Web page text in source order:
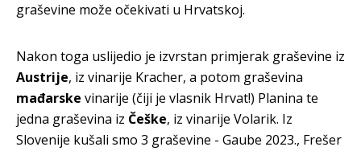
graševine može očekivati u Hrvatskoj.
Nakon toga uslijedio je izvrstan primjerak graševine iz
Austrije, iz vinarije Kracher, a potom graševina
mađarske vinarije (čiji je vlasnik Hrvat!) Planina te
jedna graševina iz Češke, iz vinarije Volarik. Iz
Slovenije kušali smo 3 graševine - Gaube 2023., Frešer